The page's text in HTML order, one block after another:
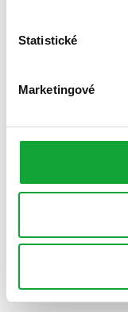
Statistické
Marketingové